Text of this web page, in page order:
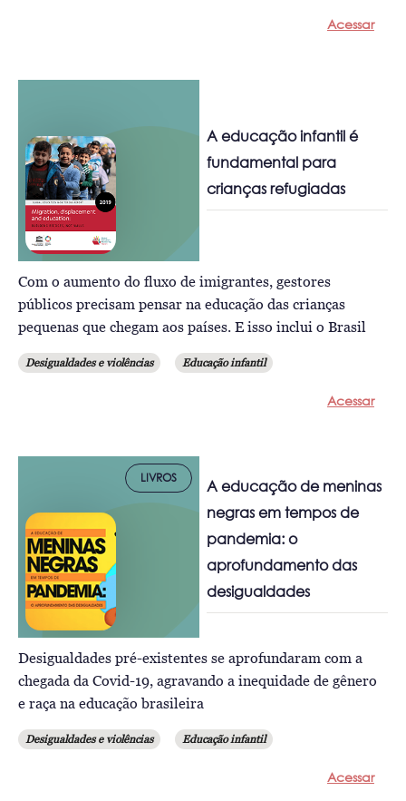
Acessar
A educação infantil é
fundamental para
crianças refugiadas
Com o aumento do fluxo de imigrantes, gestores
públicos precisam pensar na educação das crianças
pequenas que chegam aos países. E isso inclui o Brasil
Desigualdades e violências Educação infantil
Acessar
LIVROS
A educação de meninas
negras em tempos de
pandemia: o
aprofundamento das
desigualdades
Desigualdades pré-existentes se aprofundaram com a
chegada da Covid-19, agravando a inequidade de gênero
e raça na educação brasileira
Desigualdades e violências Educação infantil
Acessar